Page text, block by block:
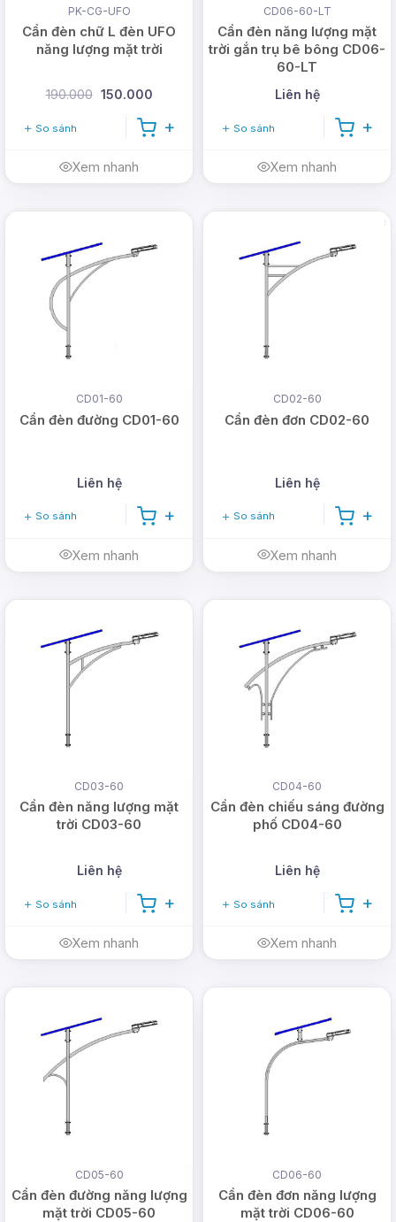
PK-CG-UFO
Cần đèn chữ L đèn UFO
năng lượng mặt trời
190.000 150.000
So sánh
Xem nhanh
CD06-60-LT
Cần đèn năng lượng mặt
trời gắn trụ bê bông CD06-
60-LT
Liên hệ
So sánh
Xem nhanh
CD01-60
Cần đèn đường CD01-60
Liên hệ
So sánh
Xem nhanh
CD02-60
Cần đèn đơn CD02-60
Liên hệ
So sánh
Xem nhanh
CD03-60
Cần đèn năng lượng mặt
trời CD03-60
Liên hệ
So sánh
Xem nhanh
CD04-60
Cần đèn chiếu sáng đường
phố CD04-60
Liên hệ
So sánh
Xem nhanh
CD05-60
Cần đèn đường năng lượng
mặt trời CD05-60
CD06-60
Cần đèn đơn năng lượng
mặt trời CD06-60